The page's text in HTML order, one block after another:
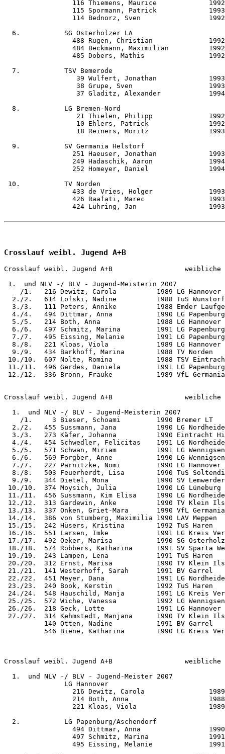
116 Thiemens, Maurice
115 Spormann, Patrick
114 Bednorz, Sven
6.           SG Osterholzer LA
488 Rugen, Christian
484 Beckmann, Maximilian
485 Dobers, Mathis
7.           TSV Bemerode
39 Wulfert, Jonathan
38 Grupe, Sven
37 Gladitz, Alexander
8.           LG Bremen-Nord
21 Thielen, Philipp
10 Ehlers, Patrick
18 Reiners, Moritz
9.           SV Germania Helstorf
251 Haeuser, Jonathan
249 Hadaschik, Aaron
252 Homeyer, Daniel
10.           TV Norden
433 de Vries, Holger
426 Raafati, Marec
424 Lühring, Jan
Crosslauf weibl. Jugend A+B
Crosslauf weibl. Jugend A+B                  weibliche
1.  und NLV -/ BLV - Jugend-Meisterin 2007
/1.   216 Dewitz, Carola          1989 LG Hannover
2./2.   614 Lofski, Nadine          1988 TuS
3./3.   111 Peters, Annike          1988 Emder
4./4.   494 Dittmar, Anna           1990 LG
5./5.   214 Both, Anna              1988 LG Hannover
6./6.   497 Schmitz, Marina         1991 LG
7./7.   495 Eissing, Melanie        1991 LG
8./8.   221 Kloas, Viola            1989 LG Hannover
9./9.   434 Barkhoff, Marina        1988 TV Norden
10./10.  607 Nolte, Romina           1988 TSV
11./11.  496 Gerdes, Daniela         1991 LG
12./12.  336 Bronn, Frauke           1989 VfL
Crosslauf weibl. Jugend A+B                  weibliche
  1.  und NLV -/ BLV - Jugend-Meisterin 2007
/1.     3 Bieser, Schoami         1990 Bremer LT
2./2.   455 Sussmann, Jana          1990 LG
3./3.   273 Käfer, Johanna          1990 Eintracht
4./4.   454 Schwedler, Felicitas    1991 LG
5./5.   571 Schwan, Miriam          1991 LG
6./6.   569 Forgber, Anne           1990 LG
7./7.   227 Parnitzke, Nomi         1990 LG Hannover
8./8.   503 Feuerherdt, Lisa        1990 TuS
9./9.   344 Dietel, Mona            1990 SV
10./10.  374 Moysich, Julia          1990 LG Lüneburg
11./11.  456 Sussmann, Kim Elisa     1990 LG
12./12.  313 Gardewin, Anke          1990 TV
13./13.  337 Onken, Griet-Mara       1990 VfL
14./14.  386 von Stumberg, Maximilia 1990 LAV
15./15.  242 Hüsers, Kristina        1992 TuS
16./16.  551 Larsen, Imke            1991 LG Kreis
17./17.  492 Oeker, Marisa           1990 SG
18./18.  574 Robbers, Katharina      1991 SV
19./19.  243 Lampen, Lena            1991 TuS
20./20.  312 Ernst, Marisa           1990 TV Klein
21./21.  141 Westerhoff, Sarah       1991 BV
22./22.  451 Meyer, Dana             1991 LG
23./23.  240 Book, Kerstin           1992 TuS
24./24.  548 Hauschild, Manja        1991 LG Kreis
25./25.  572 Wiche, Vanessa          1992 LG
26./26.  218 Geck, Lotte             1991 LG
27./27.  314 Kehmstedt, Manjana      1990 TV
140 Otten, Nadine           1991 BV Garrel
546 Biene, Katharina        1990 LG Kreis
Crosslauf weibl. Jugend A+B                  weibliche
  1.  und NLV -/ BLV - Jugend-Meister 2007
LG Hannover
216 Dewitz, Carola
214 Both, Anna
221 Kloas, Viola
2.           LG Papenburg/Aschendorf
494 Dittmar, Anna
497 Schmitz, Marina
495 Eissing, Melanie